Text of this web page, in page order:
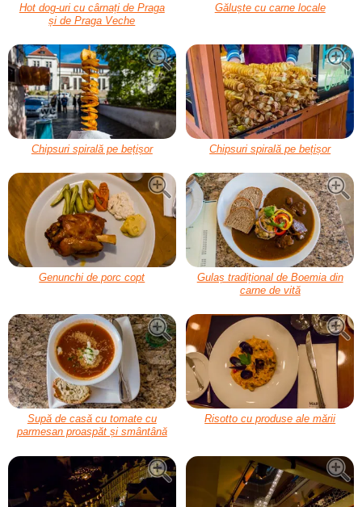
Hot dog-uri cu cârnați de Praga
și de Praga Veche
Găluște cu carne locale
Chipsuri spirală pe bețișor Chipsuri spirală pe bețișor
Genunchi de porc copt
Gulaș tradițional de Boemia din
carne de vită
Supă de casă cu tomate cu
parmesan proaspăt și smântână
Risotto cu produse ale mării